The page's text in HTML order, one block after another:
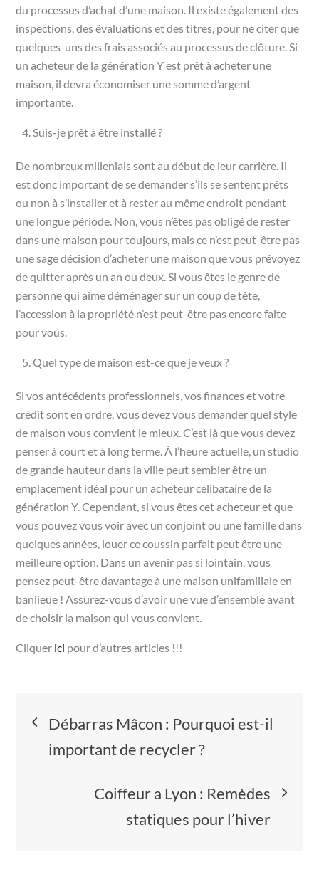
du processus d’achat d’une maison. Il existe également des
inspections, des évaluations et des titres, pour ne citer que
quelques-uns des frais associés au processus de clôture. Si
un acheteur de la génération Y est prêt à acheter une
maison, il devra économiser une somme d’argent
importante.
Suis-je prêt à être installé ?
De nombreux millenials sont au début de leur carrière. Il
est donc important de se demander s’ils se sentent prêts
ou non à s’installer et à rester au même endroit pendant
une longue période. Non, vous n’êtes pas obligé de rester
dans une maison pour toujours, mais ce n’est peut-être pas
une sage décision d’acheter une maison que vous prévoyez
de quitter après un an ou deux. Si vous êtes le genre de
personne qui aime déménager sur un coup de tête,
l’accession à la propriété n’est peut-être pas encore faite
pour vous.
Quel type de maison est-ce que je veux ?
Si vos antécédents professionnels, vos finances et votre
crédit sont en ordre, vous devez vous demander quel style
de maison vous convient le mieux. C’est là que vous devez
penser à court et à long terme. À l’heure actuelle, un studio
de grande hauteur dans la ville peut sembler être un
emplacement idéal pour un acheteur célibataire de la
génération Y. Cependant, si vous êtes cet acheteur et que
vous pouvez vous voir avec un conjoint ou une famille dans
quelques années, louer ce coussin parfait peut être une
meilleure option. Dans un avenir pas si lointain, vous
pensez peut-être davantage à une maison unifamiliale en
banlieue ! Assurez-vous d’avoir une vue d’ensemble avant
de choisir la maison qui vous convient.
Cliquer ici pour d’autres articles !!!
Navigation
de
l’article
Débarras Mâcon : Pourquoi est-il
important de recycler ?
Coiffeur a Lyon : Remèdes
statiques pour l’hiver